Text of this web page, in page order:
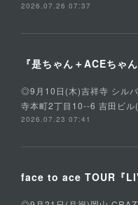
2026.07.26 07:37
◎9月10日(木)吉祥寺 シル
寺本町2丁目10--6 吉田ビ
2026.07.23 07:41
face to ace TOUR『